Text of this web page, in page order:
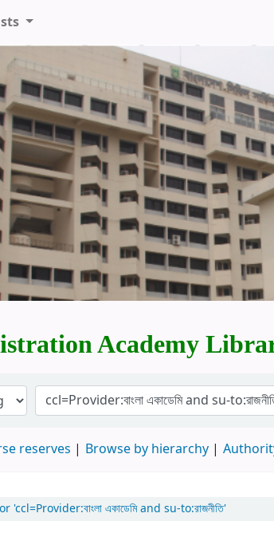
Library
Academy
reserves Browse by hierarchy
একাডেমি and su-to:রাজনীতি'